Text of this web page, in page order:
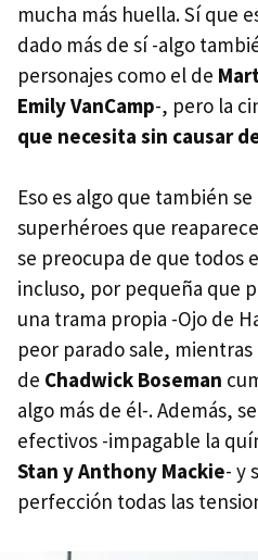
mucha más huella. Sí que
dado más de sí -algo
personajes como el de
Emily VanCamp-, pero la
que necesita sin causar
Eso es algo que también
superhéroes que
se preocupa de que todos
incluso, por pequeña que
una trama propia -Ojo de
peor parado sale, mientras
de Chadwick Boseman
algo más de él-. Además,
efectivos -impagable la
Stan y Anthony Mackie- y
perfección todas las